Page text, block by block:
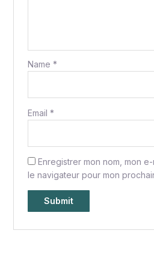
Name *
Email *
Enregistrer mon nom, mon
le navigateur pour mon